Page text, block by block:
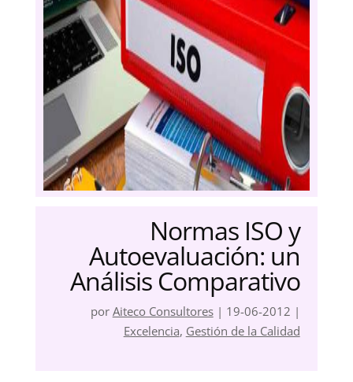
Normas ISO y
Autoevaluación: un
Análisis Comparativo
por Aiteco Consultores| 19-06-2012 |
Excelencia, Gestión de la Calidad